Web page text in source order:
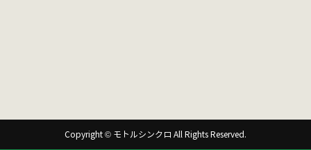
Copyright © モトルシンクロ All Rights Reserved.